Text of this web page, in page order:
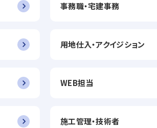
事務職・宅建事務
用地仕入・アクイジション
WEB担当
施工管理・技術者